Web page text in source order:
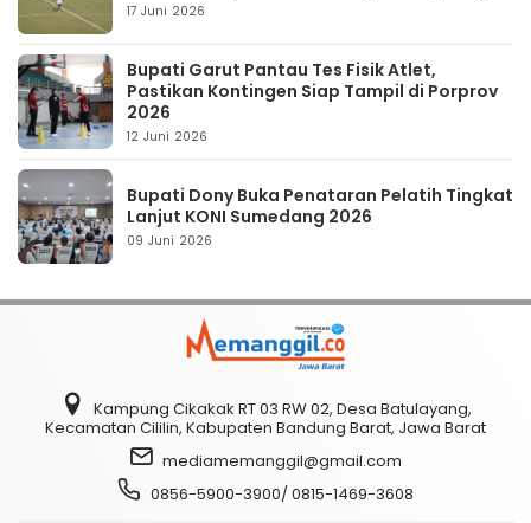
17 Juni 2026
Bupati Garut Pantau Tes Fisik Atlet,
Pastikan Kontingen Siap Tampil di Porprov
2026
12 Juni 2026
Bupati Dony Buka Penataran Pelatih Tingkat
Lanjut KONI Sumedang 2026
09 Juni 2026
Kampung Cikakak RT 03 RW 02, Desa Batulayang,
Kecamatan Cililin, Kabupaten Bandung Barat, Jawa Barat
mediamemanggil@gmail.com
0856-5900-3900/ 0815-1469-3608